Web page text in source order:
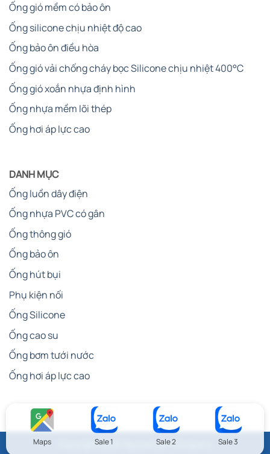
Ống gió mềm có bảo ôn
Ống silicone chịu nhiệt độ cao
Ống bảo ôn điều hòa
Ống gió vải chống cháy bọc Silicone chịu nhiệt 400°C
Ống gió xoắn nhựa định hình
Ống nhựa mềm lõi thép
Ống hơi áp lực cao
DANH MỤC
Ống luồn dây điện
Ống nhựa PVC có gân
Ống thông gió
Ống bảo ôn
Ống hút bụi
Phụ kiện nối
Ống Silicone
Ống cao su
Ống bơm tưới nước
Ống hơi áp lực cao
Copyright 2026 NguyenLam Company
Maps Sale 1 Sale 2 Sale 3